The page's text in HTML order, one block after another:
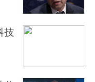
技